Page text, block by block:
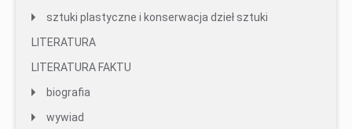
sztuki plastyczne i konserwacja dzieł sztuki
LITERATURA
LITERATURA FAKTU
biografia
wywiad